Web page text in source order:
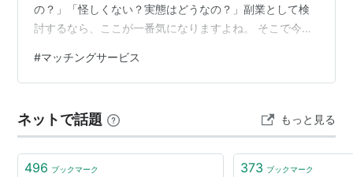
の？」「怪しくない？実態はどうなの？」副業として検
討するなら、ここが一番気になりますよね。 そこで今回
検証してみました。 この記事では、メリットだけでなく
注意点も含めて正直にまとめています。 マッチングサー
LINEグループ上で約2,400名規模の会員情報を閲覧で
き、 直接アプローチが可能なビジネスマッチング型コミ
ュニティです。 一般的なマッチング…
#マッチングサービス
ネットで話題 もっと見る
496 ブックマーク 373 ブックマーク